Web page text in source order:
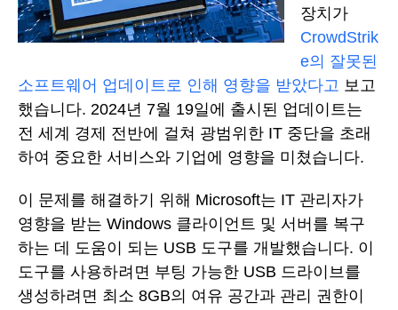
장치가
CrowdStrik
e의 잘못된
소프트웨어 업데이트로 인해 영향을 받았다고 보고
했습니다. 2024년 7월 19일에 출시된 업데이트는
전 세계 경제 전반에 걸쳐 광범위한 IT 중단을 초래
하여 중요한 서비스와 기업에 영향을 미쳤습니다.
이 문제를 해결하기 위해 Microsoft는 IT 관리자가
영향을 받는 Windows 클라이언트 및 서버를 복구
하는 데 도움이 되는 USB 도구를 개발했습니다. 이
도구를 사용하려면 부팅 가능한 USB 드라이브를
생성하려면 최소 8GB의 여유 공간과 관리 권한이